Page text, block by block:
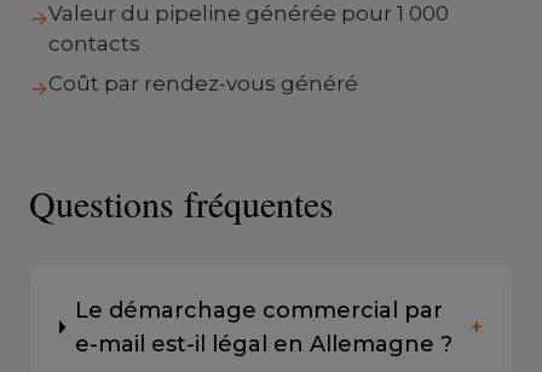
→Valeur du pipeline générée pour 1 000
contacts
→Coût par rendez-vous généré
Questions fréquentes
Le démarchage commercial par
e-mail est-il légal en Allemagne ?
+